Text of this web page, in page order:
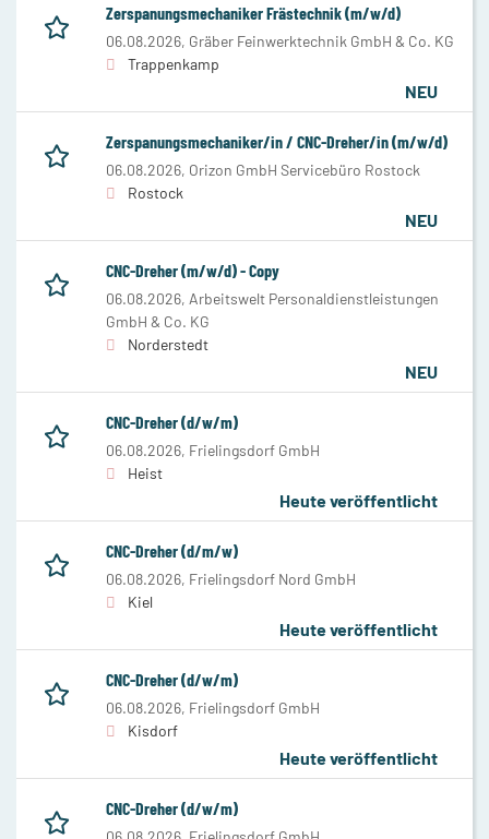
Zerspanungsmechaniker Frästechnik (m/w/d)
06.08.2026, Gräber Feinwerktechnik GmbH & Co. KG
Trappenkamp
NEU
Zerspanungsmechaniker/in / CNC-Dreher/in (m/w/d)
06.08.2026, Orizon GmbH Servicebüro Rostock
Rostock
NEU
CNC-Dreher (m/w/d) - Copy
06.08.2026, Arbeitswelt Personaldienstleistungen
GmbH & Co. KG
Norderstedt
NEU
CNC-Dreher (d/w/m)
06.08.2026, Frielingsdorf GmbH
Heist
Heute veröffentlicht
CNC-Dreher (d/m/w)
06.08.2026, Frielingsdorf Nord GmbH
Kiel
Heute veröffentlicht
CNC-Dreher (d/w/m)
06.08.2026, Frielingsdorf GmbH
Kisdorf
Heute veröffentlicht
CNC-Dreher (d/w/m)